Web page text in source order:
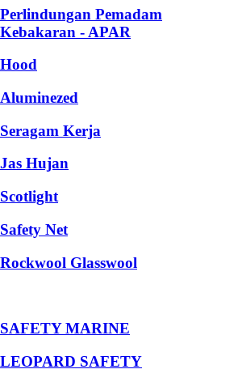
Perlindungan Pemadam
Kebakaran - APAR
Hood
Aluminezed
Seragam Kerja
Jas Hujan
Scotlight
Safety Net
Rockwool Glasswool
SAFETY MARINE
LEOPARD SAFETY